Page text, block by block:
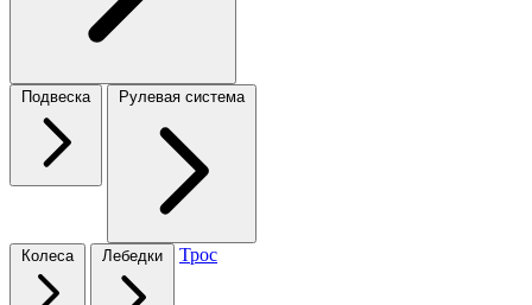
Подвеска Рулевая система
Колеса Лебедки Трос